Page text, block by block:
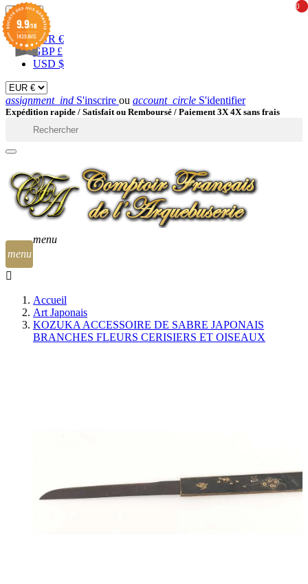
EUR 
EUR €
GBP £
USD $
assignment_ind S'inscrire ou account_circle S'identifier
Expédition rapide / Satisfait ou Remboursé / Paiement 3X 4X sans frais
menu
0
0
menu
Accueil
Art Japonais
KOZUKA ACCESSOIRE DE SABRE JAPONAIS
BRANCHES FLEURS CERISIERS ET OISEAUX
9.9/10
1439 AVIS